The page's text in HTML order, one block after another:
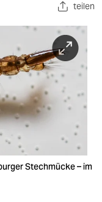
teilen
Stechmücke – im